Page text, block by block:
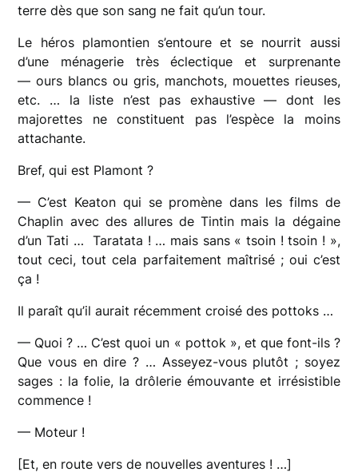
terre dès que son sang ne fait qu’un tour.
Le héros plamontien s’entoure et se nourrit aussi
d’une ménagerie très éclectique et surprenante
— ours blancs ou gris, manchots, mouettes rieuses,
etc. … la liste n’est pas exhaustive — dont les
majorettes ne constituent pas l’espèce la moins
attachante.
Bref, qui est Plamont ?
— C’est Keaton qui se promène dans les films de
Chaplin avec des allures de Tintin mais la dégaine
d’un Tati … Taratata ! … mais sans « tsoin ! tsoin ! »,
tout ceci, tout cela parfaitement maîtrisé ; oui c’est
ça !
Il paraît qu’il aurait récemment croisé des pottoks …
— Quoi ? … C’est quoi un « pottok », et que font-ils ?
Que vous en dire ? … Asseyez-vous plutôt ; soyez
sages : la folie, la drôlerie émouvante et irrésistible
commence !
— Moteur !
[Et, en route vers de nouvelles aventures ! …]